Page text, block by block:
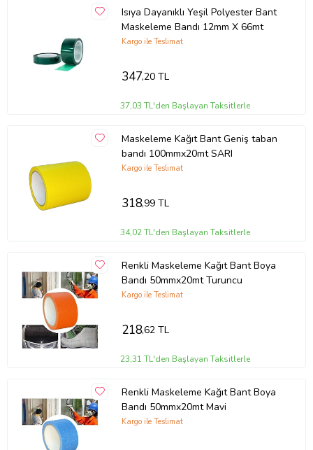
Isıya Dayanıklı Yeşil Polyester Bant
Maskeleme Bandı 12mm X 66mt
Kargo ile Teslimat
347,20 TL
37,03 TL'den Başlayan Taksitlerle
Maskeleme Kağıt Bant Geniş taban
bandı 100mmx20mt SARI
Kargo ile Teslimat
318,99 TL
34,02 TL'den Başlayan Taksitlerle
Renkli Maskeleme Kağıt Bant Boya
Bandı 50mmx20mt Turuncu
Kargo ile Teslimat
218,62 TL
23,31 TL'den Başlayan Taksitlerle
Renkli Maskeleme Kağıt Bant Boya
Bandı 50mmx20mt Mavi
Kargo ile Teslimat